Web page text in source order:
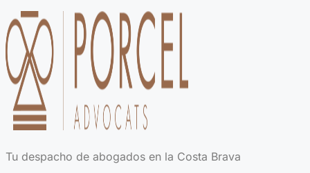
Tu despacho de abogados en la Costa Brava